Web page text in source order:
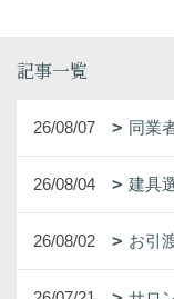
記事一覧
26/08/07 同業
26/08/04 建具
26/08/02 お引